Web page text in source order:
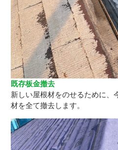
既存板金撤去
新しい屋根材をのせるために、
材を全て撤去します。